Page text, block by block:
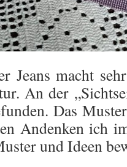
Jeans macht
An der
Das
Andenken ich
und Ideen